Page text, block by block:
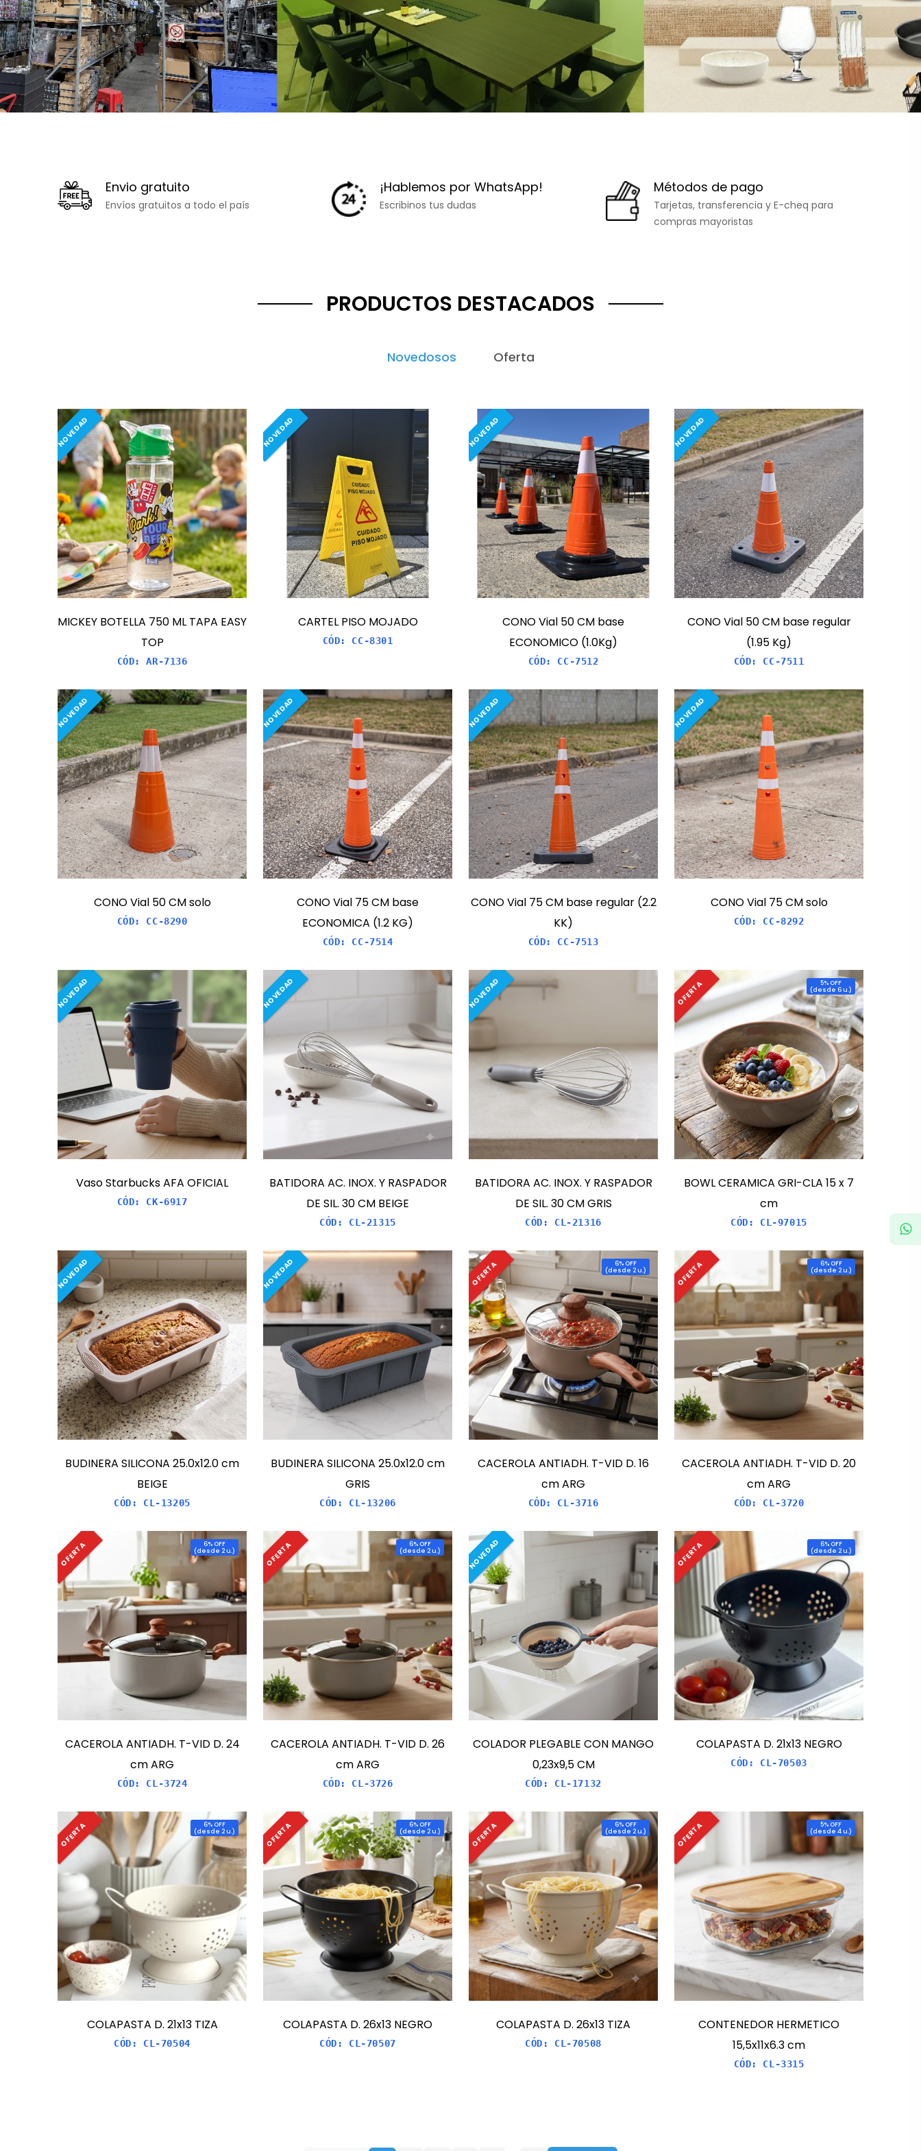
VER PRODUCTOS
VER PRODUCTOS
VER PRODUCTOS
VER PRODUCTOS
Envio gratuito
Envíos gratuitos a todo el país
¡Hablemos por WhatsApp!
Escribinos tus dudas
Métodos de pago
Tarjetas, transferencia y E-cheq para
compras mayoristas
PRODUCTOS DESTACADOS
Novedosos Oferta
NOVEDAD
MICKEY BOTELLA 750 ML TAPA EASY
TOP
CÓD:AR-7136
NOVEDAD
CARTEL PISO MOJADO
CÓD: CC-8301
NOVEDAD
CONO Vial 50 CM base
ECONOMICO (1.0Kg)
CÓD: CC-7512
NOVEDAD
CONO Vial 50 CM base regular
(1.95 Kg)
CÓD: CC-7511
NOVEDAD
CONO Vial 50 CM solo
CÓD: CC-8290
NOVEDAD
CONO Vial 75 CM base
ECONOMICA (1.2 KG)
CÓD: CC-7514
NOVEDAD
CONO Vial 75 CM base regular (2.2
KK)
CÓD: CC-7513
NOVEDAD
CONO Vial 75 CM solo
CÓD: CC-8292
NOVEDAD
Vaso Starbucks AFA OFICIAL
CÓD: CK-6917
NOVEDAD
BATIDORA AC. INOX. Y RASPADOR
DE SIL. 30 CM BEIGE
CÓD: CL-21315
NOVEDAD
BATIDORA AC. INOX. Y RASPADOR
DE SIL. 30 CM GRIS
CÓD: CL-21316
OFERTA 5% OFF
(desde 6 u.)
BOWL CERAMICA GRI-CLA 15 x 7
cm
CÓD: CL-97015
NOVEDAD
BUDINERA SILICONA 25.0x12.0 cm
BEIGE
CÓD: CL-13205
NOVEDAD
BUDINERA SILICONA 25.0x12.0 cm
GRIS
CÓD: CL-13206
OFERTA 6% OFF
(desde 2 u.)
CACEROLA ANTIADH. T-VID D. 16
cm ARG
CÓD: CL-3716
OFERTA 6% OFF
(desde 2 u.)
CACEROLA ANTIADH. T-VID D. 20
cm ARG
CÓD: CL-3720
OFERTA 6% OFF
(desde 2 u.)
CACEROLA ANTIADH. T-VID D. 24
cm ARG
CÓD: CL-3724
OFERTA 6% OFF
(desde 2 u.)
CACEROLA ANTIADH. T-VID D. 26
cm ARG
CÓD: CL-3726
NOVEDAD
COLADOR PLEGABLE CON MANGO
0,23x9,5 CM
CÓD: CL-17132
OFERTA 6% OFF
(desde 2 u.)
COLAPASTA D. 21x13 NEGRO
CÓD: CL-70503
OFERTA 6% OFF
(desde 2 u.)
COLAPASTA D. 21x13 TIZA
CÓD: CL-70504
OFERTA 6% OFF
(desde 2 u.)
COLAPASTA D. 26x13 NEGRO
CÓD: CL-70507
OFERTA 6% OFF
(desde 2 u.)
COLAPASTA D. 26x13 TIZA
CÓD: CL-70508
OFERTA 5% OFF
(desde 4 u.)
CONTENEDOR HERMETICO
15,5x11x6.3 cm
CÓD: CL-3315